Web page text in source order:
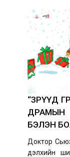
“ЗӨРҮҮД
ДРАМЫН
БЭЛЭН
Доктор
дэлхийн